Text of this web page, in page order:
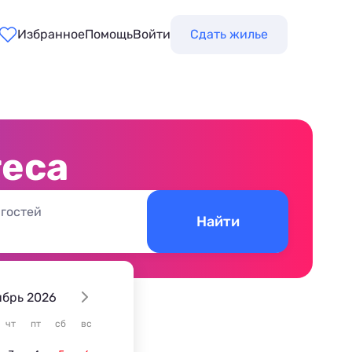
ИзбранноеПомощьВойти Сдать жилье
2026
чт пт сб вс
Найти